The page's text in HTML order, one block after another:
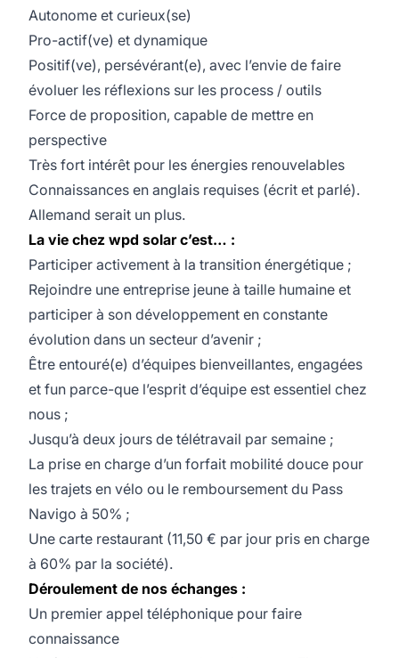
Autonome et curieux(se)
Pro-actif(ve) et dynamique
Positif(ve), persévérant(e), avec l’envie de faire
évoluer les réflexions sur les process / outils
Force de proposition, capable de mettre en
perspective
Très fort intérêt pour les énergies renouvelables
Connaissances en anglais requises (écrit et parlé).
Allemand serait un plus.
La vie chez wpd solar c’est… :
Participer activement à la transition énergétique ;
Rejoindre une entreprise jeune à taille humaine et
participer à son développement en constante
évolution dans un secteur d’avenir ;
Être entouré(e) d’équipes bienveillantes, engagées
et fun parce-que l’esprit d’équipe est essentiel chez
nous ;
Jusqu’à deux jours de télétravail par semaine ;
La prise en charge d’un forfait mobilité douce pour
les trajets en vélo ou le remboursement du Pass
Navigo à 50% ;
Une carte restaurant (11,50 € par jour pris en charge
à 60% par la société).
Déroulement de nos échanges :
Un premier appel téléphonique pour faire
connaissance